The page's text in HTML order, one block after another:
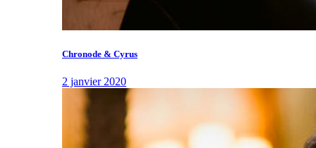
Chronode & Cyrus
2 janvier 2020